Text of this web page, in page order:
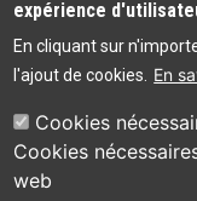
expérience
En cliquant sur
l'ajout de cookies.
En
Cookies
Cookies
web